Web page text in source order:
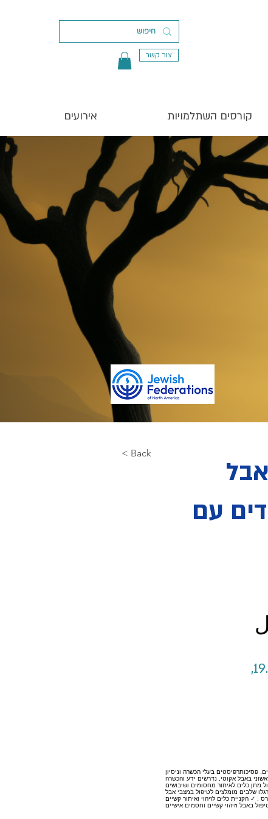
צור קשר
קורסים השתלמויות אירועים
< Back
עם
5 ימי שלישי, בין השעות 08:30-11:45, בתאריכים: 19.03.24,
פסיכותרפיסטים בעלי הכשרה וניסיון
באבל אקוטי, נדרשים ידע והכשרה
מתן כלים לאיתור מחסומים ושיבושים
שלבים מומלצים לטיפול במצבי אבל
✓ הקניית כלים לזיהוי ואיתור קשיים